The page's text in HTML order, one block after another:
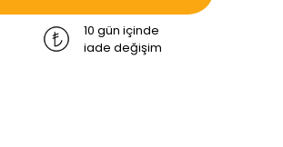
10 gün içinde
iade değişim